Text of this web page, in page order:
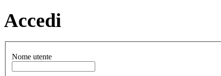
Accedi
Nome utente